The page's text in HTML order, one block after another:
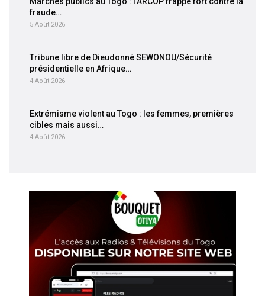
fraude…
5 Août 2026
Tribune libre de Dieudonné SEWONOU/Sécurité
présidentielle en Afrique…
4 Août 2026
Extrémisme violent au Togo : les femmes, premières
cibles mais aussi…
4 Août 2026